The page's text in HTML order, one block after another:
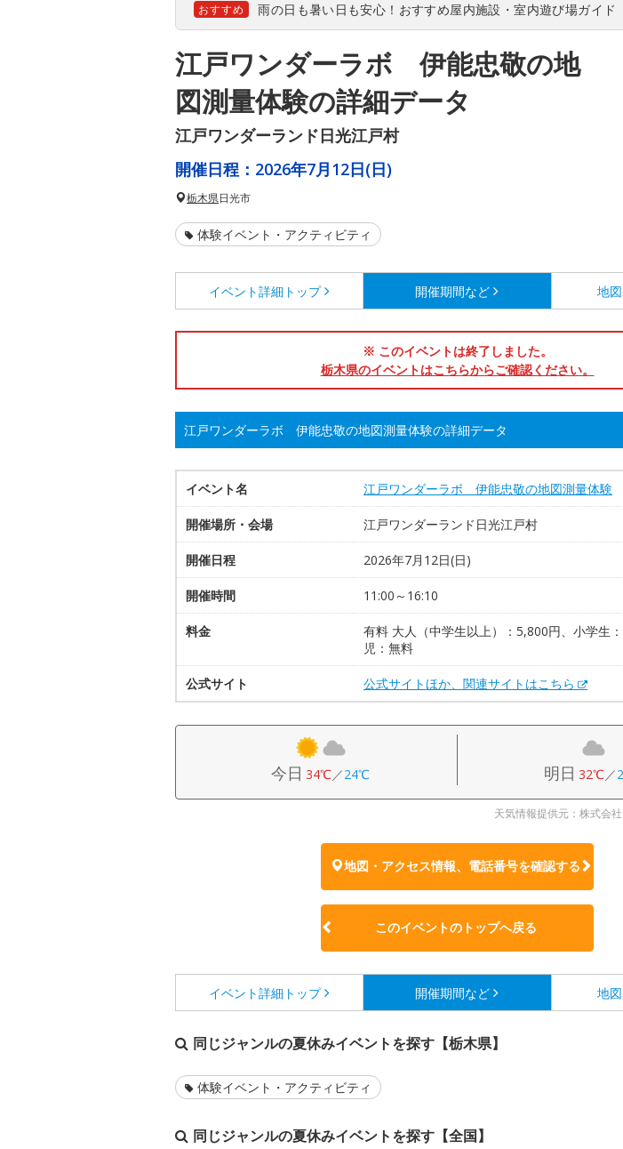
おすすめ 雨の日も暑い日も安心！おすすめ屋内施設・室内遊び場ガイド
江戸ワンダーラボ 伊能忠敬の地
図測量体験の詳細データ
江戸ワンダーランド日光江戸村
開催日程： 2026年7月12日(日)
栃木県日光市
体験イベント・アクティビティ
イベント詳細 トップ 開催期間など 地
※ このイベントは終了しました。
栃木県のイベントはこちらからご確認ください。
江戸ワンダーラボ 伊能忠敬の地図測量体験の詳細データ
イベント名 江戸ワンダーラボ 伊能忠敬の地図測量体験
開催場所・会場 江戸ワンダーランド日光江戸村
開催日程 2026年7月12日(日)
開催時間 11:00～16:10
料金
有料 大人（中学生以上）：5,800円、小学生
児：無料
公式サイト 公式サイトほか、関連サイトはこちら
今日 34℃／24℃ 明日 32℃／
天気情報提供元：株式会
地図・アクセス情報、電話番号を確認する
このイベントのトップへ戻る
イベント詳細 トップ 開催期間など 地
同じジャンルの夏休みイベントを探す【栃木県】
体験イベント・アクティビティ
同じジャンルの夏休みイベントを探す【全国】